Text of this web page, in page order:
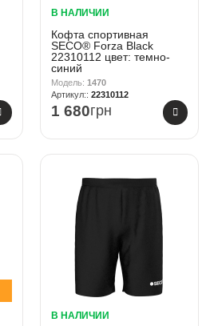
В НАЛИЧИИ
Кофта спортивная
SECO® Forza Black
22310112 цвет: темно-
синий
1470
22310112
1 680грн
В НАЛИЧИИ